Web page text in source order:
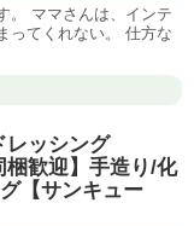
。 ママさんは、インテ
ってくれない。 仕方な
レッシング
梱歓迎】手造り/化
【サンキュー